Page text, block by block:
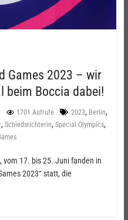
Games 2023 – wir
beim Boccia dabei!
1701 Aufrufe 2023, Berlin,
, Schiedsrichterin, Special Olympics,
17. bis 25. Juni fanden in
2023“ statt, die